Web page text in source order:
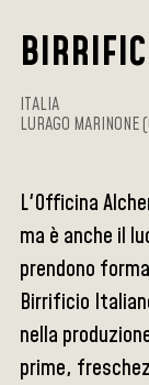
ITALIA
LURAGO MARINONE
L'Officina
ma è anche il
prendono
Birrificio
nella
prime,